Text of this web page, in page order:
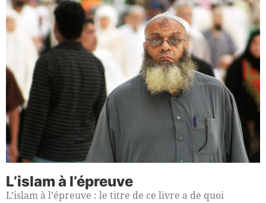
L’islam à l’épreuve
L’islam à l’épreuve : le titre de ce livre a de quoi